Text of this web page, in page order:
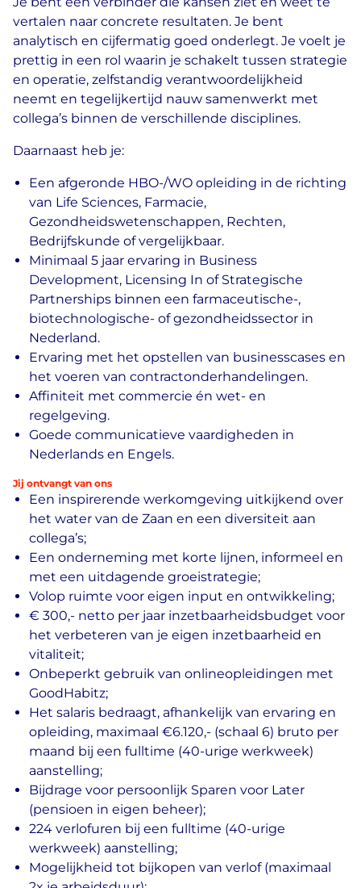
vertalen naar concrete resultaten. Je bent
analytisch en cijfermatig goed onderlegt. Je voelt je
prettig in een rol waarin je schakelt tussen strategie
en operatie, zelfstandig verantwoordelijkheid
neemt en tegelijkertijd nauw samenwerkt met
collega’s binnen de verschillende disciplines.
Daarnaast heb je:
Een afgeronde HBO-/WO opleiding in de richting
van Life Sciences, Farmacie,
Gezondheidswetenschappen, Rechten,
Bedrijfskunde of vergelijkbaar.
Minimaal 5 jaar ervaring in Business
Development, Licensing In of Strategische
Partnerships binnen een farmaceutische-,
biotechnologische- of gezondheidssector in
Nederland.
Ervaring met het opstellen van businesscases en
het voeren van contractonderhandelingen.
Affiniteit met commercie én wet- en
regelgeving.
Goede communicatieve vaardigheden in
Nederlands en Engels.
Jij ontvangt van ons
Een inspirerende werkomgeving uitkijkend over
het water van de Zaan en een diversiteit aan
collega’s;
Een onderneming met korte lijnen, informeel en
met een uitdagende groeistrategie;
Volop ruimte voor eigen input en ontwikkeling;
€ 300,- netto per jaar inzetbaarheidsbudget voor
het verbeteren van je eigen inzetbaarheid en
vitaliteit;
Onbeperkt gebruik van onlineopleidingen met
GoodHabitz;
Het salaris bedraagt, afhankelijk van ervaring en
opleiding, maximaal €6.120,- (schaal 6) bruto per
maand bij een fulltime (40-urige werkweek)
aanstelling;
Bijdrage voor persoonlijk Sparen voor Later
(pensioen in eigen beheer);
224 verlofuren bij een fulltime (40-urige
werkweek) aanstelling;
Mogelijkheid tot bijkopen van verlof (maximaal